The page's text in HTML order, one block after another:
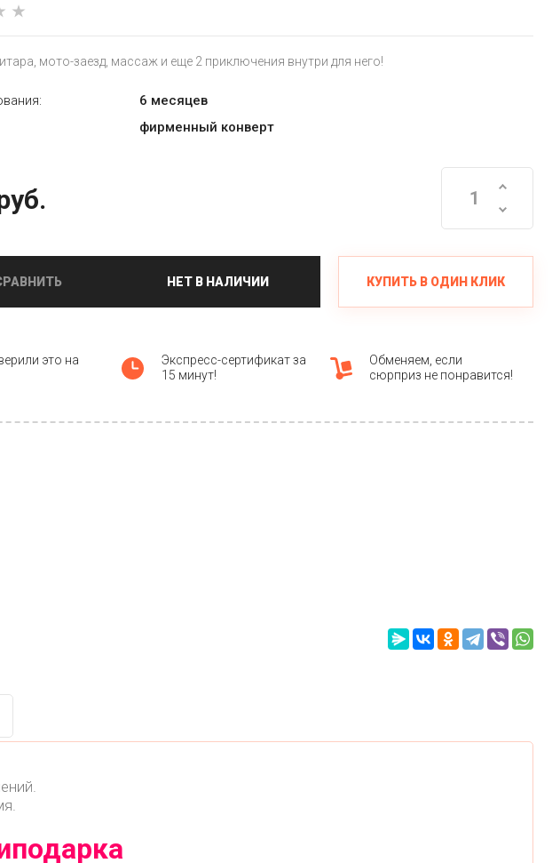
мото-заезд, массаж и еще 2 приключения внутри для него!
6 месяцев
фирменный конверт
НЕТ В НАЛИЧИИ КУПИТЬ В ОДИН КЛИК
это на
Экспресс-сертификат за
15 минут!
Обменяем, если
сюрприз не понравится!